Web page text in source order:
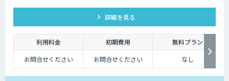
詳細を見る
利用料金 初期費用
無料プラン
お問合せください
お問合せください なし